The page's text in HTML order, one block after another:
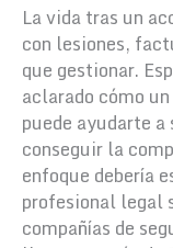
La vida tras un
con lesiones,
que gestionar.
aclarado cómo un
puede ayudarte
conseguir la
enfoque debería
profesional legal
compañías de